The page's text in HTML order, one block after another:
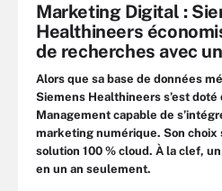
Marketing Digital :
Healthineers
de recherches avec
Alors que sa base de données
Siemens Healthineers s’est doté
Management capable de
marketing numérique. Son choix
solution 100 % cloud. À la clef,
en un an seulement.